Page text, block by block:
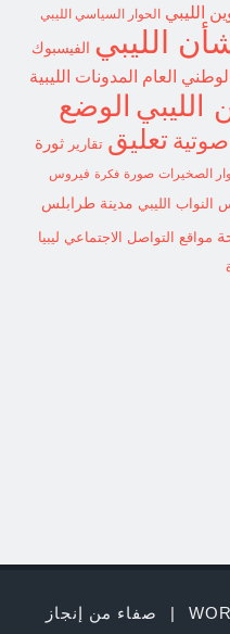
الليبي الحوار السياسي الليبي
الليبي الفيسبوك
العام المدونات الليبية
الليبي الوضع
صوتية تعليق تقارير
ثورة
الصخيرات صورة فكرة فيروس
النواب الليبي مدينة طرابلس
مواقع التواصل الاجتماعي ليبيا
|
صفاء من إنجاز